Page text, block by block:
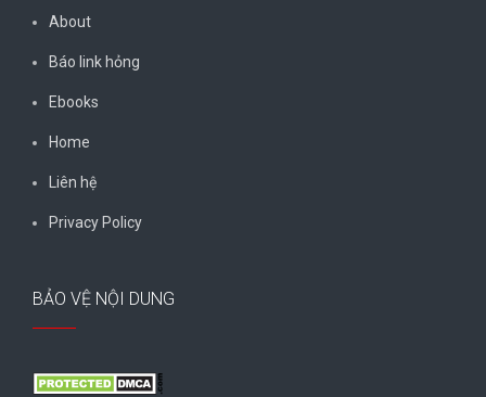
About
Báo link hỏng
Ebooks
Home
Liên hệ
Privacy Policy
BẢO VỆ NỘI DUNG